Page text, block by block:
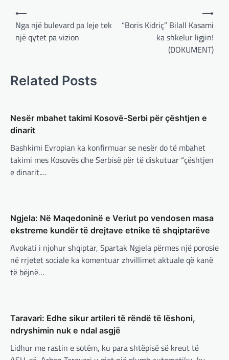
Post
navigation
⟵
Nga një bulevard pa leje tek
një qytet pa vizion
“Boris Kidriç” Bilall Kasami
ka shkelur ligjin!
(DOKUMENT)
⟶
Related Posts
Nesër mbahet takimi Kosovë-Serbi për çështjen e
dinarit
Bashkimi Evropian ka konfirmuar se nesër do të mbahet
takimi mes Kosovës dhe Serbisë për të diskutuar “çështjen
e dinarit.…
Ngjela: Në Maqedoninë e Veriut po vendosen masa
ekstreme kundër të drejtave etnike të shqiptarëve
Avokati i njohur shqiptar, Spartak Ngjela përmes një porosie
në rrjetet sociale ka komentuar zhvillimet aktuale që kanë
të bëjnë…
Taravari: Edhe sikur artileri të rëndë të lëshoni,
ndryshimin nuk e ndal asgjë
Lidhur me rastin e sotëm, ku para shtëpisë së kreut të
Kryeministri i Ukrainës thotë se vendi i tij
është absolutisht i vendosur të vazhdojë
bashkëpunimin e saj me Shtetet e…
SPECIALE
Erdogan: Izraeli nuk do të gjejë
palestinez
deklaruar se siguria e Evropës pa Turqinë
është e paimagjinueshme. “Turqia e
Konkurrenti francez i Starlink pa
aksionet e tij të trefishohen në
vlerë pasi Trump ndaloi ndihmën
për Ukrainën
adminadmin March 5, 2025
BOTA ,LAJME,MË TË FUNDIT,OPINIONE,
RAJONI, SPECIALE
Gjermani, ekspertët sugjerojnë
400 miliardë euro për mbrojtje
BOTA,FUN,KULTURË,LAJME,MË TË FUNDIT,
MISTER,OPINIONE,RAJONI, SPORT,TECH
adminadmin March 5, 2025
Suksesi i aplikacionit DeepSeek është një
shembull i rritjes së kompanive kineze të
inteligjencës artificiale (AI). Përparimi i
aplikacionit kinez…